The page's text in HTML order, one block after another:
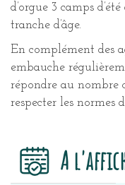
d’orgue 3 camps
tranche d’âge.
En complément des
embauche
répondre au nombre
respecter les normes
A